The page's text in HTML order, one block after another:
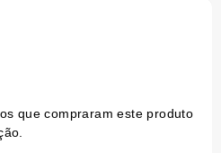
que compraram este produto